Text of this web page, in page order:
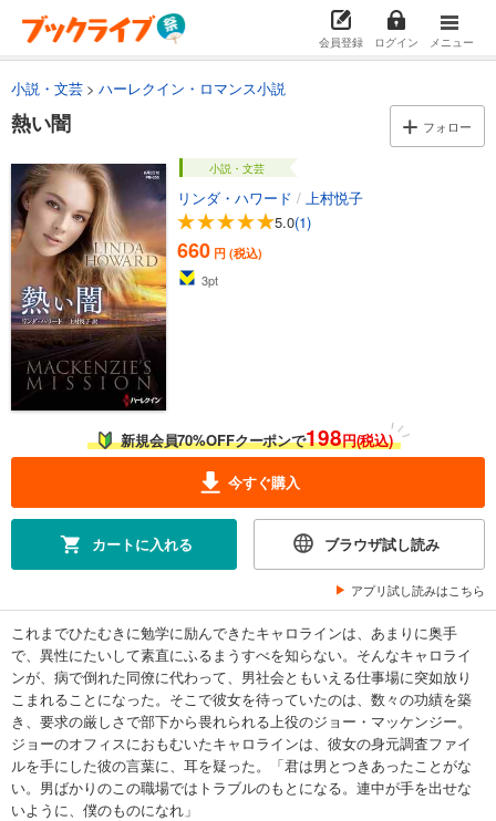
会員登録 ログイン メニュー
小説・文芸 ハーレクイン・ロマンス小説
熱い闇 フォロー
小説・文芸
リンダ・ハワード / 上村悦子
5.0(1)
660 円 (税込)
3pt
新規会員70%OFFクーポンで198円(税込)
今すぐ購入
カートに入れる ブラウザ試し読み
アプリ試し読みはこちら
これまでひたむきに勉学に励んできたキャロラインは、あまりに奥手
で、異性にたいして素直にふるまうすべを知らない。そんなキャロライ
ンが、病で倒れた同僚に代わって、男社会ともいえる仕事場に突如放り
こまれることになった。そこで彼女を待っていたのは、数々の功績を築
き、要求の厳しさで部下から畏れられる上役のジョー・マッケンジー。
ジョーのオフィスにおもむいたキャロラインは、彼女の身元調査ファイ
ルを手にした彼の言葉に、耳を疑った。「君は男とつきあったことがな
い。男ばかりのこの職場ではトラブルのもとになる。連中が手を出せな
いように、僕のものになれ」